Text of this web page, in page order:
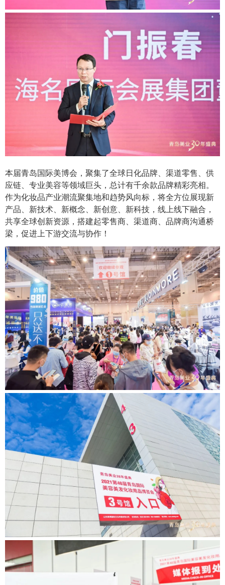
本届青岛国际美博会，聚集了全球日化品牌、渠道零售、供
应链、专业美容等领域巨头，总计有千余款品牌精彩亮相。
作为化妆品产业潮流聚集地和趋势风向标，将全方位展现新
产品、新技术、新概念、新创意、新科技，线上线下融合，
共享全球创新资源，搭建起零售商、渠道商、品牌商沟通桥
梁，促进上下游交流与协作！